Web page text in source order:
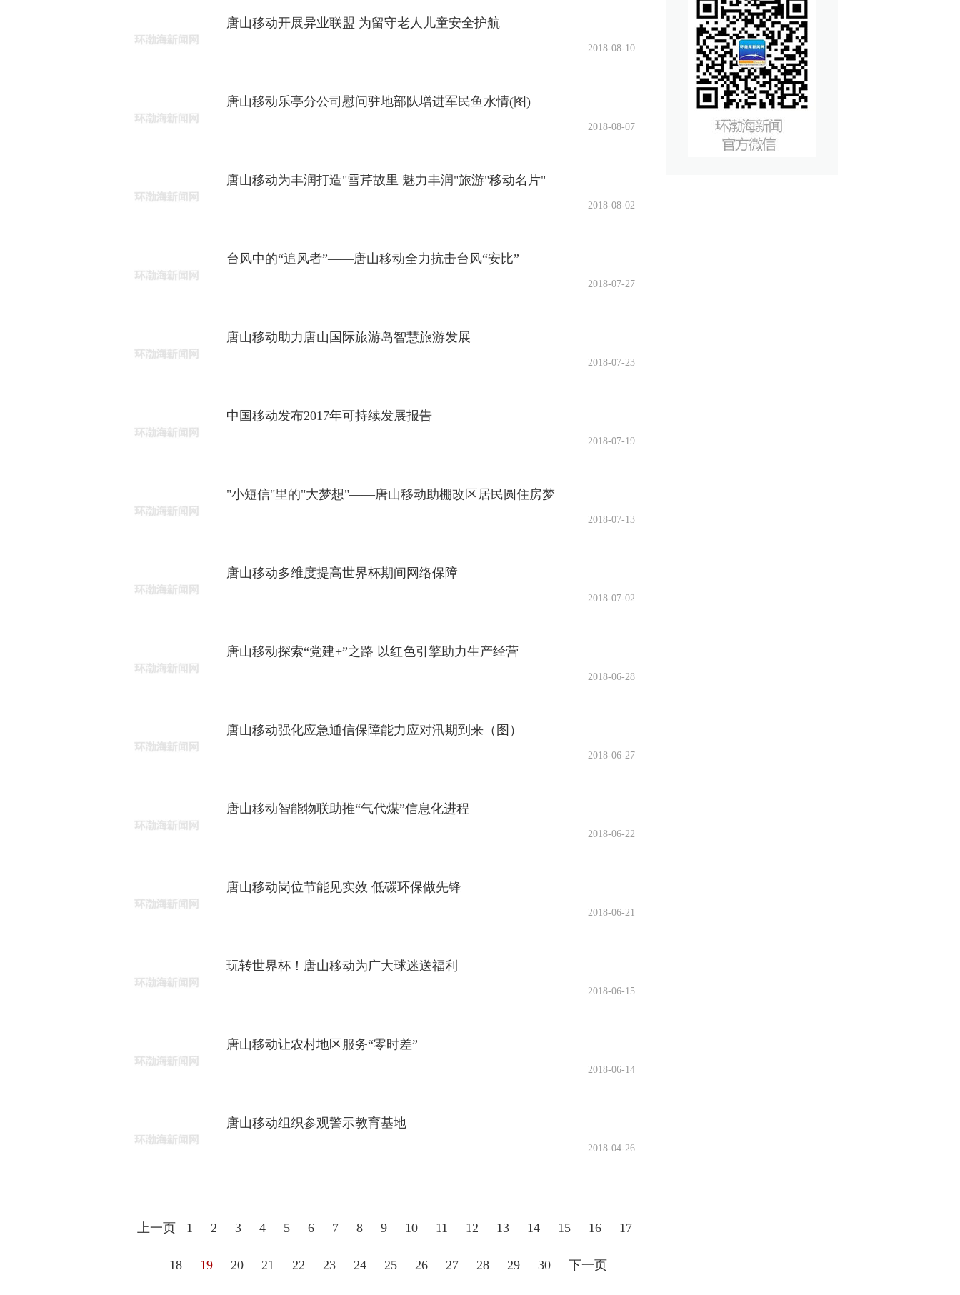
唐山移动开展异业联盟 为留守老人儿童安全护航
2018-08-10
唐山移动乐亭分公司慰问驻地部队增进军民鱼水情(图)
2018-08-07
唐山移动为丰润打造"雪芹故里 魅力丰润"旅游"移动名片"
2018-08-02
台风中的“追风者”——唐山移动全力抗击台风“安比”
2018-07-27
唐山移动助力唐山国际旅游岛智慧旅游发展
2018-07-23
中国移动发布2017年可持续发展报告
2018-07-19
"小短信"里的"大梦想"——唐山移动助棚改区居民圆住房梦
2018-07-13
唐山移动多维度提高世界杯期间网络保障
2018-07-02
唐山移动探索“党建+”之路 以红色引擎助力生产经营
2018-06-28
唐山移动强化应急通信保障能力应对汛期到来（图）
2018-06-27
唐山移动智能物联助推“气代煤”信息化进程
2018-06-22
唐山移动岗位节能见实效 低碳环保做先锋
2018-06-21
玩转世界杯！唐山移动为广大球迷送福利
2018-06-15
唐山移动让农村地区服务“零时差”
2018-06-14
唐山移动组织参观警示教育基地
2018-04-26
上一页 1 2 3 4 5 6 7 8 9 10 11 12 13 14 15 16 17
18 19 20 21 22 23 24 25 26 27 28 29 30 下一页